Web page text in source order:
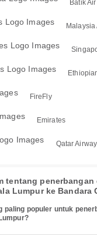
Batik
Malaysia
FireFly
Emirates
Qatar
tentang penerbangan
Lumpur ke Bandara
paling populer untuk